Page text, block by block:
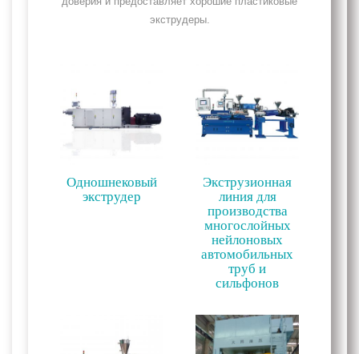
экструдеры.
Одношнековый
экструдер
Экструзионная
линия для
производства
многослойных
нейлоновых
автомобильных
труб и
сильфонов